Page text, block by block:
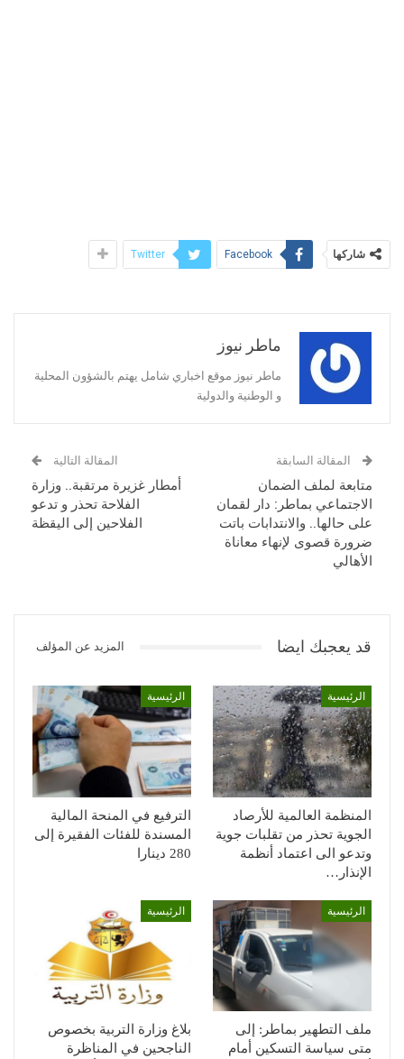
شاركها Facebook
Twitter
ماطر نيوز
ماطر نيوز موقع اخباري شامل يهتم بالشؤون المحلية
و الوطنية والدولية
المقالة السابقة
متابعة لملف الضمان
الاجتماعي بماطر: دار لقمان
على حالها.. والانتدابات باتت
ضرورة قصوى لإنهاء معاناة
الأهالي
المقالة التالية
أمطار غزيرة مرتقبة.. وزارة
الفلاحة تحذر و تدعو
الفلاحين إلى اليقظة
قد يعجبك ايضا المزيد عن المؤلف
الرئيسية
المنظمة العالمية للأرصاد
الجوية تحذر من تقلبات جوية
وتدعو الى اعتماد أنظمة
الإنذار…
الرئيسية
الترفيع في المنحة المالية
المسندة للفئات الفقيرة إلى
280 دينارا
الرئيسية
ملف التطهير بماطر: إلى
متى سياسة التسكين أمام
الرئيسية
بلاغ وزارة التربية بخصوص
الناجحين في المناظرة